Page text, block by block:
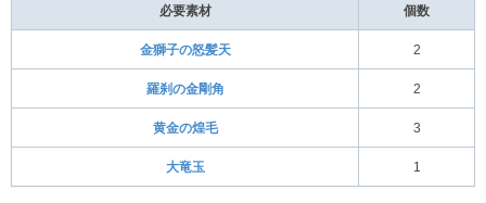
必要素材 個数
金獅子の怒髪天 2
羅刹の金剛角 2
黄金の煌毛 3
大竜玉 1